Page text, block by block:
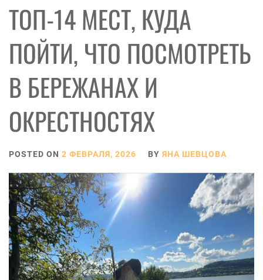
ТОП-14 МЕСТ, КУДА
ПОЙТИ, ЧТО ПОСМОТРЕТЬ
В БЕРЕЖАНАХ И
ОКРЕСТНОСТЯХ
POSTED ON 2 ФЕВРАЛЯ, 2026 BY ЯНА ШЕВЦОВА